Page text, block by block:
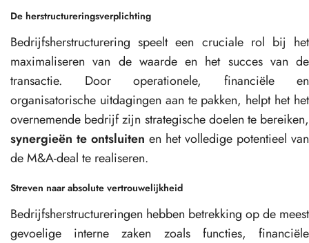
De herstructureringsverplichting
Bedrijfsherstructurering speelt een cruciale rol bij het
maximaliseren van de waarde en het succes van de
transactie. Door operationele, financiële en
organisatorische uitdagingen aan te pakken, helpt het het
overnemende bedrijf zijn strategische doelen te bereiken,
synergieën te ontsluiten en het volledige potentieel van
de M&A-deal te realiseren.
Streven naar absolute vertrouwelijkheid
Bedrijfsherstructureringen hebben betrekking op de meest
gevoelige interne zaken zoals functies, financiële